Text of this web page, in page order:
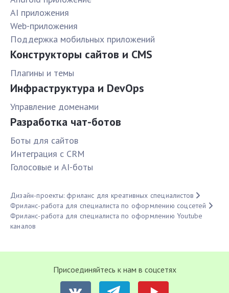
AI приложения
Web-приложения
Поддержка мобильных приложений
Конструкторы сайтов и CMS
Плагины и темы
Инфраструктура и DevOps
Управление доменами
Разработка чат-ботов
Боты для сайтов
Интеграция с CRM
Голосовые и AI-боты
Дизайн-проекты: фриланс для креативных специалистов
Фриланс-работа для специалиста по оформлению соцсетей
Фриланс-работа для специалиста по оформлению Youtube
каналов
Присоединяйтесь к нам в соцсетях